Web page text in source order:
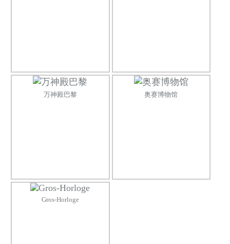
万神殿巴黎 奥赛博物馆
Gros-Horloge